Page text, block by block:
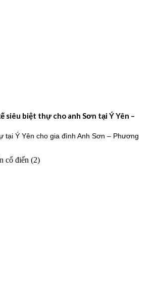
siêu biệt thự cho anh Sơn tại Ý Yên –
tại Ý Yên cho gia đình Anh Sơn – Phương